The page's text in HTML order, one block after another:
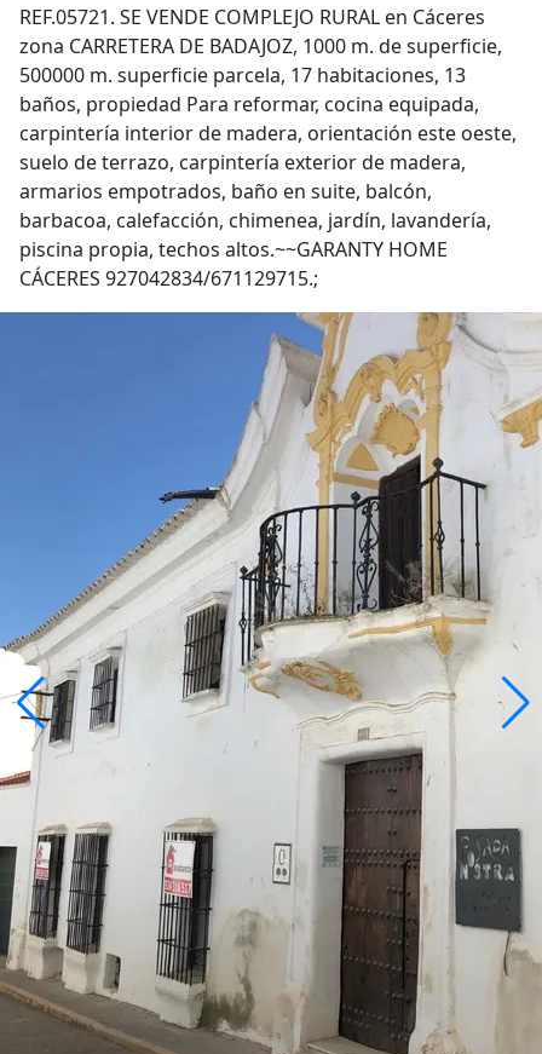
REF.05721. SE VENDE COMPLEJO RURAL en Cáceres
zona CARRETERA DE BADAJOZ, 1000 m. de superficie,
500000 m. superficie parcela, 17 habitaciones, 13
baños, propiedad Para reformar, cocina equipada,
carpintería interior de madera, orientación este oeste,
suelo de terrazo, carpintería exterior de madera,
armarios empotrados, baño en suite, balcón,
barbacoa, calefacción, chimenea, jardín, lavandería,
piscina propia, techos altos.~~GARANTY HOME
CÁCERES 927042834/671129715.;